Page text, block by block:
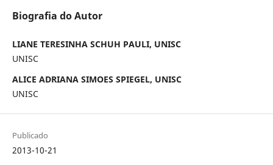
Biografia do Autor
LIANE TERESINHA SCHUH PAULI, UNISC
UNISC
ALICE ADRIANA SIMOES SPIEGEL, UNISC
UNISC
Publicado
2013-10-21